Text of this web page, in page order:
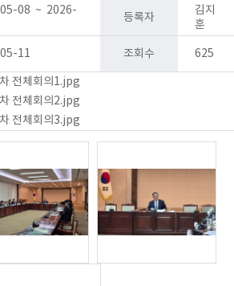
08 ~ 2026-
등록자
김지
훈
11 조회수 625
전체회의1.jpg
전체회의2.jpg
전체회의3.jpg